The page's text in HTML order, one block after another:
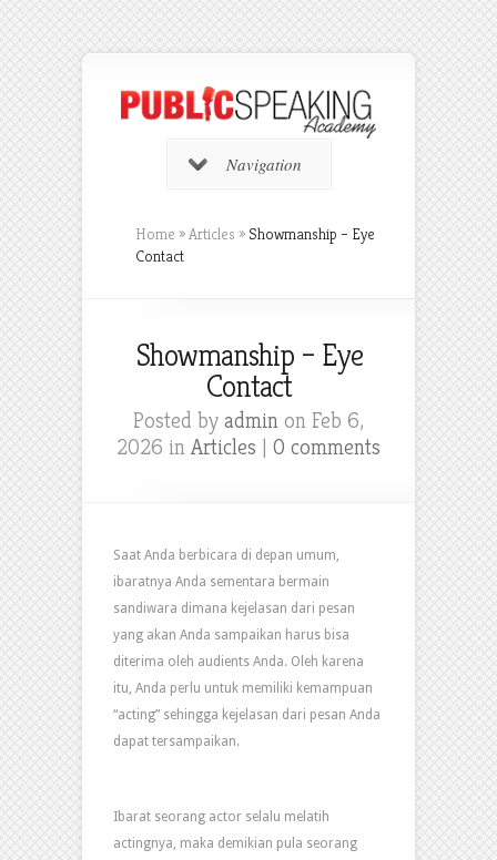
Navigation
Home »Articles » Showmanship – Eye
Contact
Showmanship – Eye
Contact
Posted by admin on Feb 6,
2026 in Articles | 0 comments
Saat Anda berbicara di depan umum,
ibaratnya Anda sementara bermain
sandiwara dimana kejelasan dari pesan
yang akan Anda sampaikan harus bisa
diterima oleh audients Anda. Oleh karena
itu, Anda perlu untuk memiliki kemampuan
“acting” sehingga kejelasan dari pesan Anda
dapat tersampaikan.
Ibarat seorang actor selalu melatih
actingnya, maka demikian pula seorang